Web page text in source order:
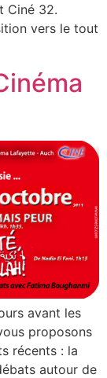
Ciné 32.
vers le tout
avant les
proposons
récents : la
autour de